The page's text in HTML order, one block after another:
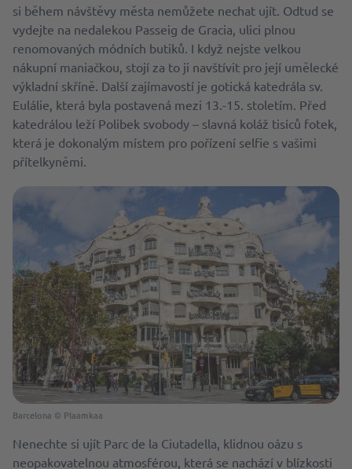
si během návštěvy města nemůžete nechat ujít. Odtud se
vydejte na nedalekou Passeig de Gracia, ulici plnou
renomovaných módních butiků. I když nejste velkou
nákupní maniačkou, stojí za to ji navštívit pro její umělecké
výkladní skříně. Další zajímavostí je gotická katedrála sv.
Eulálie, která byla postavená mezi 13.-15. stoletím. Před
katedrálou leží Polibek svobody – slavná koláž tisíců fotek,
která je dokonalým místem pro pořízení selfie s vašimi
přítelkyněmi.
Barcelona © Plaamkaa
Nenechte si ujít Parc de la Ciutadella, klidnou oázu s
neopakovatelnou atmosférou, která se nachází v blízkosti